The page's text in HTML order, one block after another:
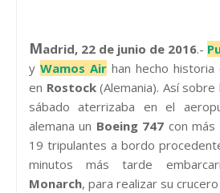
Madrid, 22 de junio de 2016.-
y Wamos Air han hecho
en Rostock(Alemania). Así
sábado aterrizaba en el
alemana un Boeing 747 con
19 tripulantes a bordo
minutos más tarde
Monarch, para realizar su crucero